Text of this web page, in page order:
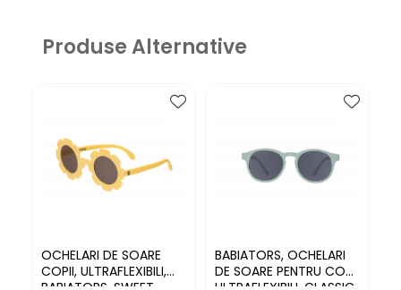
Produse Alternative
OCHELARI DE SOARE
COPII, ULTRAFLEXIBILI,
BABIATORS, OCHELARI
DE SOARE PENTRU COPII